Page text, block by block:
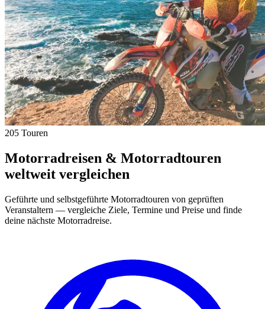
205 Touren
Motorradreisen & Motorradtouren
weltweit vergleichen
Geführte und selbstgeführte Motorradtouren von geprüften
Veranstaltern — vergleiche Ziele, Termine und Preise und finde
deine nächste Motorradreise.